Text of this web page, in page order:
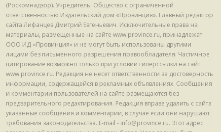
(Роскомнадзор). Учредитель: Общество с ограниченной
ответственностью Издательский дом «Провинция». Главный редактор
сайта Лифанцев Дмитрий Евгеньевич. Исключительные права на
материалы, размещенные на сайте www.province.ru, принадлежат
ООО ИД «Провинция» и не могут быть использованы другими
лицами без письменного разрешения правообладателя. Частичное
цитирование возможно только при условии гиперссылки на сайт
www.province.ru. Редакция не несет ответственности за достоверность
информации, содержащейся в рекламных объявлениях. Сообщения
и комментарии пользователей на сайте размещаются без
предварительного редактирования. Редакция вправе удалить с сайта
указанные сообщения и комментарии, в случае если они нарушают
требования законодательства. E-mail - info@province.ru. Этот адрес